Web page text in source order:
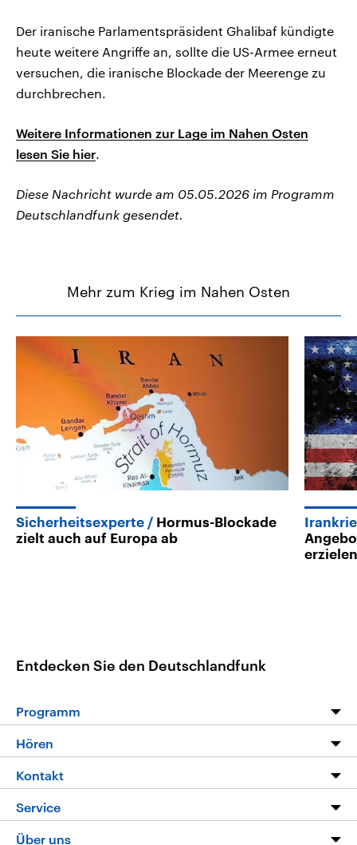
Der iranische Parlamentspräsident Ghalibaf kündigte
heute weitere Angriffe an, sollte die US-Armee erneut
versuchen, die iranische Blockade der Meerenge zu
durchbrechen.
Weitere Informationen zur Lage im Nahen Osten
lesen Sie hier.
Diese Nachricht wurde am 05.05.2026 im Programm
Deutschlandfunk gesendet.
Mehr zum Krieg im Nahen Osten
Sicherheitsexperte
Hormus-Blockade
zielt auch auf Europa ab
Entdecken Sie den Deutschlandfunk
Programm
Programm
Die Nachrichten
Nachrichtenleicht
Neue Beiträge auf dlf.de
Hören
Livestream
Podcasts
Kontakt
Hörerservice
Service
FAQ
Über uns